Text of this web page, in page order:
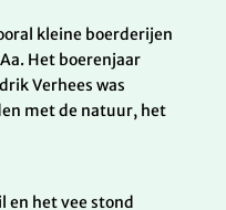
kleine boerderijen
Het boerenjaar
Verhees was
met de natuur, het
en het vee stond